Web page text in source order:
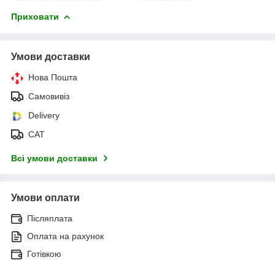
Приховати
Умови доставки
Нова Пошта
Самовивіз
Delivery
САТ
Всі умови доставки
Умови оплати
Післяплата
Оплата на рахунок
Готівкою